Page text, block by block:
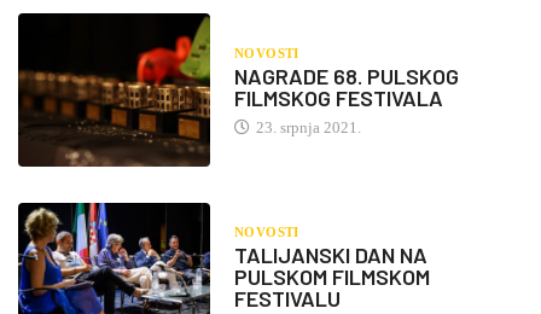
NOVOSTI
NAGRADE 68. PULSKOG
FILMSKOG FESTIVALA
23. srpnja 2021.
NOVOSTI
TALIJANSKI DAN NA
PULSKOM FILMSKOM
FESTIVALU